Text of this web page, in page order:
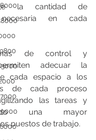
la cantidad de
necesaria en cada
de control y
adecuar la
cada espacio a los
de cada proceso
las tareas y
una mayor
puestos de trabajo.